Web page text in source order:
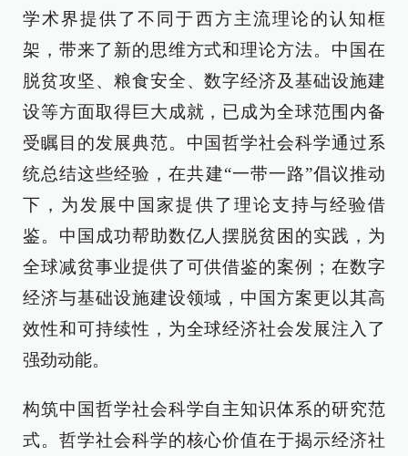
学术界提供了不同于西方主流理论的认知框
架，带来了新的思维方式和理论方法。中国在
脱贫攻坚、粮食安全、数字经济及基础设施建
设等方面取得巨大成就，已成为全球范围内备
受瞩目的发展典范。中国哲学社会科学通过系
统总结这些经验，在共建“一带一路”倡议推动
下，为发展中国家提供了理论支持与经验借
鉴。中国成功帮助数亿人摆脱贫困的实践，为
全球减贫事业提供了可供借鉴的案例；在数字
经济与基础设施建设领域，中国方案更以其高
效性和可持续性，为全球经济社会发展注入了
强劲动能。
构筑中国哲学社会科学自主知识体系的研究范
式。哲学社会科学的核心价值在于揭示经济社